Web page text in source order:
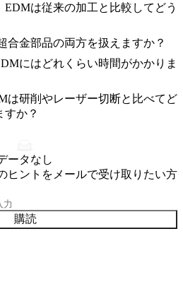
は従来の加工と比較してどう
合金部品の両方を扱えますか？
にはどれくらい時間がかかりま
は研削やレーザー切断と比べてど
すか？
ータなし
ヒントをメールで受け取りたい方
購読